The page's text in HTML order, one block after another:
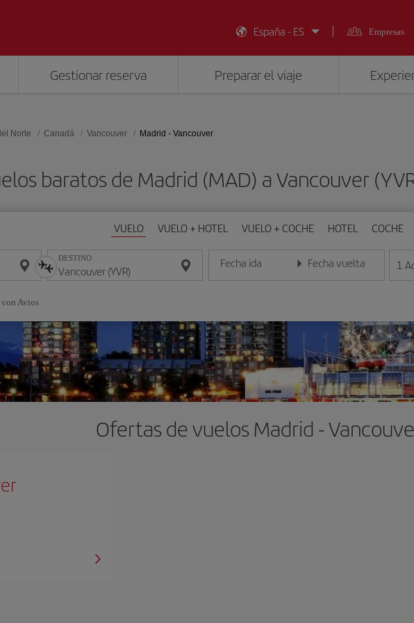
España - ES
Empresas
Gestionar reserva Preparar el viaje
Norte Canadá Vancouver Madrid - Vancouver
baratos de Madrid (MAD) a Vancouver
VUELO VUELO + HOTEL VUELO + COCHE HOTEL COCHE
DESTINO Fecha ida
Introduce la fecha en formato día/mes/año
Fecha vuelta
Introduce la fecha en 1
con Avios
Ofertas de vuelos Madrid -